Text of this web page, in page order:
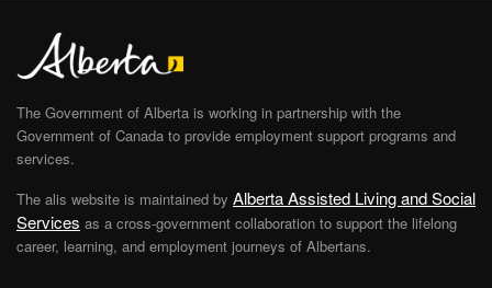
The Government of Alberta is working in partnership with the
Government of Canada to provide employment support programs and
services.
The alis website is maintained by Alberta Assisted Living and Social
Services as a cross-government collaboration to support the lifelong
career, learning, and employment journeys of Albertans.